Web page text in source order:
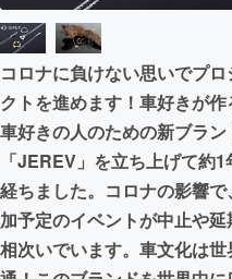
まちづくり・地域
CAMPFIRE for Social
CAMPFIREふるさと
コロナに負けない思いでプロ
クトを進めます！車好きが作
車好きの人のための新ブラン
「JEREV」を立ち上げて約1
経ちました。コロナの影響で
加予定のイベントが中止や延
相次いでいます。車文化は世